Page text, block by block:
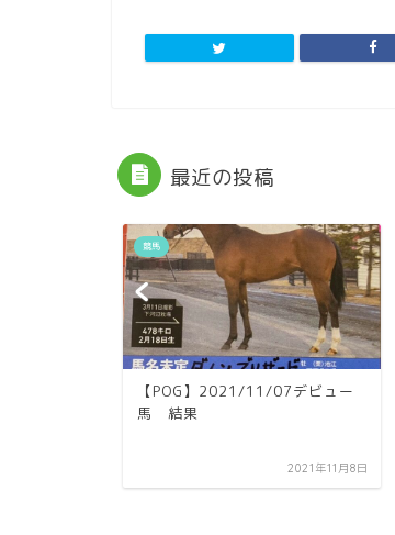
最近の投稿
競馬
【POG】2021/11/07デビュー
馬 結果
2021年11月8日